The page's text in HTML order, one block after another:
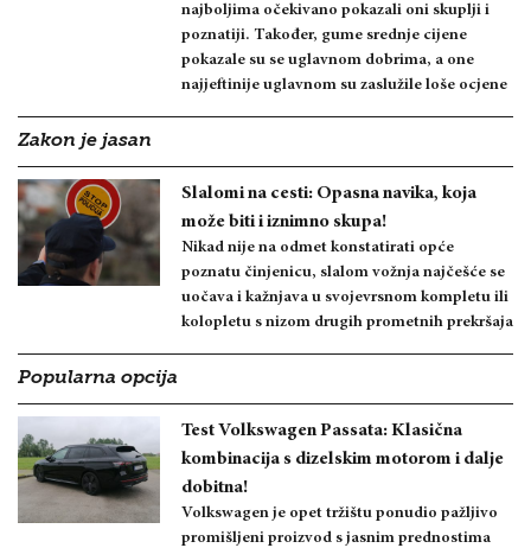
najboljima očekivano pokazali oni skuplji i
poznatiji. Također, gume srednje cijene
pokazale su se uglavnom dobrima, a one
najjeftinije uglavnom su zaslužile loše ocjene
Zakon je jasan
Slalomi na cesti: Opasna navika, koja
može biti i iznimno skupa!
Nikad nije na odmet konstatirati opće
poznatu činjenicu, slalom vožnja najčešće se
uočava i kažnjava u svojevrsnom kompletu ili
kolopletu s nizom drugih prometnih prekršaja
Popularna opcija
Test Volkswagen Passata: Klasična
kombinacija s dizelskim motorom i dalje
dobitna!
Volkswagen je opet tržištu ponudio pažljivo
promišljeni proizvod s jasnim prednostima